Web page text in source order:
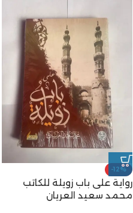
-12%
رواية على باب زويلة للكاتب
محمد سعيد العريان